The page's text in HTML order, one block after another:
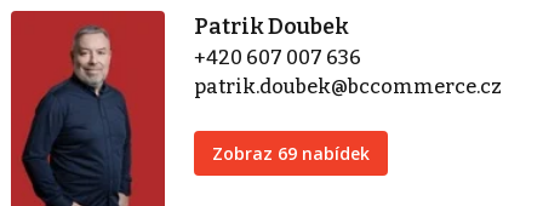
Patrik Doubek
+420 607 007 636
patrik.doubek@bccommerce.cz
Zobraz 69 nabídek